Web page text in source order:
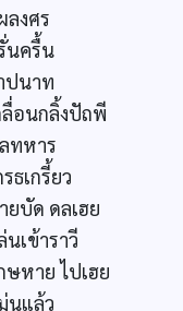
ลงศร
นครื้น
ปนาท
ลื่อนกลิ้งปัถพี
ทหาร
ธเกรี้ยว
ยบัด ดลเฮย
นเข้าราวี
ษหาย ไปเฮย
นแล้ว